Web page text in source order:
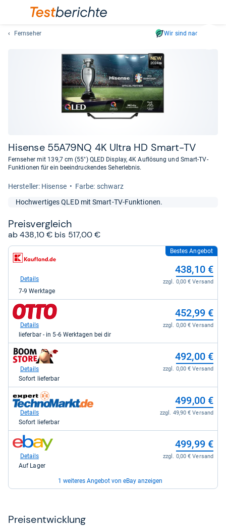
und
Fernseher Wir sind nachhaltig
Hisense 55A79NQ 4K Ultra HD Smart-​TV
Fernseher mit 139,7 cm (55") QLED Display, 4K Auflösung und Smart-TV-
Funktionen für ein beeindruckendes Seherlebnis.
Her­stel­ler: Hisense
Farbe: schwarz
Hochwertiges QLED mit Smart-TV-Funktionen.
Preis­ver­gleich
ab 438,10 € bis 517,00 €
zum
Shop:
Kaufland
438,10
kaufen.
Bestes Angebot
438,10 €
zzgl. 0,00 € Versand
Details
7-9 Werktage
zum
Shop:
Otto.de
452,99
kaufen.
452,99 €
zzgl. 0,00 € Versand
Details
lieferbar - in 5-6 Werktagen bei dir
zum
Shop:
Boomstore.de
kaufen.
492,00 €
zzgl. 0,00 € Versand
Details
Sofort lieferbar
zum
Shop:
expert
499,00
499,00 €
zzgl. 49,90 € Versand
Details
Sofort lieferbar
zum
Shop:
eBay
499,99 €
zzgl. 0,00 € Versand
Details
Auf Lager
1 weiteres Angebot von eBay anzeigen
eBay
Details
Auf Lager
Preis­ent­wick­lung